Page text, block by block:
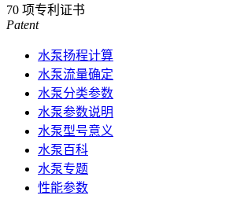
70 项专利证书
Patent
水泵扬程计算
水泵流量确定
水泵分类参数
水泵参数说明
水泵型号意义
水泵百科
水泵专题
性能参数